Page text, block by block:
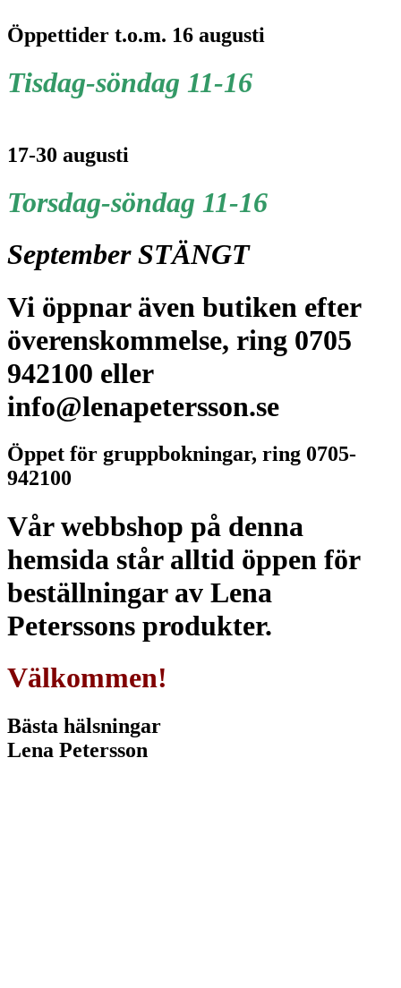
Öppettider t.o.m. 16 augusti
Tisdag-söndag 11-16
17-30 augusti
Torsdag-söndag 11-16
September STÄNGT
Vi öppnar även butiken efter
överenskommelse, ring 0705
942100 eller
info@lenapetersson.se
Öppet för gruppbokningar, ring 0705-
942100
Vår webbshop på denna
hemsida står alltid öppen för
beställningar av Lena
Peterssons produkter.
Välkommen!
Bästa hälsningar
Lena Petersson